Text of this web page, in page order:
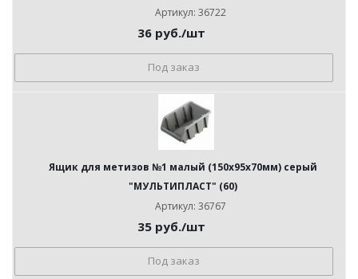
Артикул: 36722
36руб./шт
Под заказ
Ящик для метизов №1 малый (150х95х70мм) серый
"МУЛЬТИПЛАСТ" (60)
Артикул: 36767
35руб./шт
Под заказ